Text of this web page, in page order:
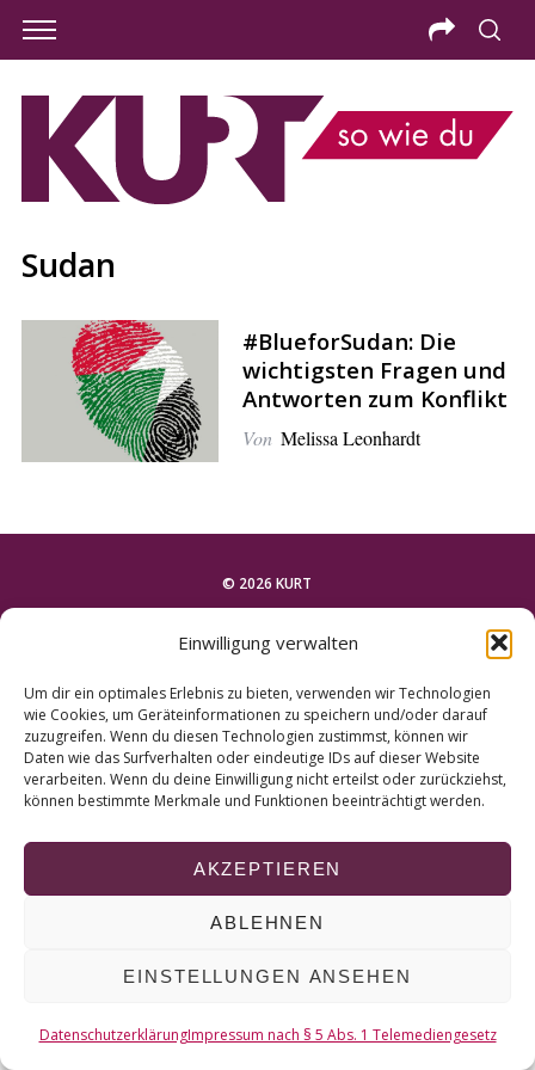
Einwilligung verwalten
Um dir ein optimales Erlebnis zu bieten, verwenden wir Technologien
wie Cookies, um Geräteinformationen zu speichern und/oder darauf
zuzugreifen. Wenn du diesen Technologien zustimmst, können wir
Daten wie das Surfverhalten oder eindeutige IDs auf dieser Website
verarbeiten. Wenn du deine Einwilligung nicht erteilst oder zurückziehst,
können bestimmte Merkmale und Funktionen beeinträchtigt werden.
AKZEPTIEREN
ABLEHNEN
EINSTELLUNGEN ANSEHEN
DatenschutzerklärungImpressum nach § 5 Abs. 1 Telemediengesetz
Sudan
#BlueforSudan: Die
wichtigsten Fragen und
Antworten zum Konflikt
Von Melissa Leonhardt
© 2026 KURT
NACH OBEN
S